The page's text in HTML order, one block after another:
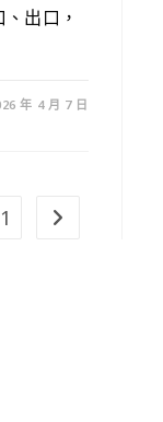
出口，
年 4 月 7 日